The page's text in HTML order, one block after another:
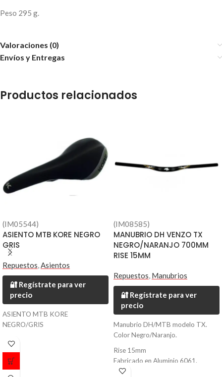
Peso 295 g.
Valoraciones (0)
Envíos y Entregas
Productos relacionados
(IM05544)
ASIENTO MTB KORE NEGRO
GRIS
Repuestos,Asientos
🔐 Regístrate para ver
precio
ASIENTO MTB KORE
NEGRO/GRIS
(IM08585)
MANUBRIO DH VENZO TX
NEGRO/NARANJO 700MM
RISE 15MM
Repuestos, Manubrios
🔐 Regístrate para ver
precio
Manubrio DH/MTB modelo TX.
Color Negro/Naranjo.
Rise 15mm
Fabricado en Aluminio 6061.
Largo 700mm.